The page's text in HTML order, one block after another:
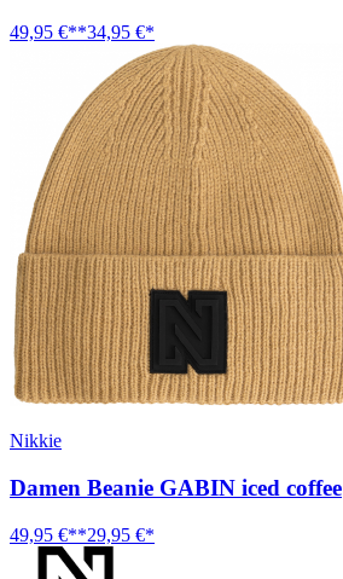
49,95 €**34,95 €*
Nikkie
Damen Beanie GABIN iced coffee
49,95 €**29,95 €*